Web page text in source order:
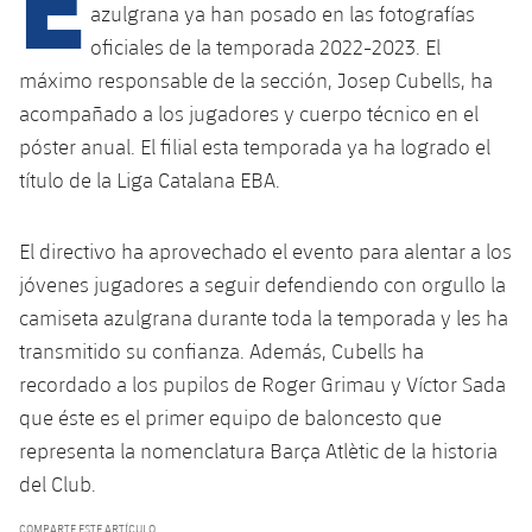
plusicon
más
Instalaciones
Palau Blaugrana
Estadi Johan Cruyff
Barça Cafe
Ciutat Esportiva
La Masia
plusicon
más
Servicios
plusicon
más
azulgrana ya han posado en las fotografías
oficiales de la temporada 2022-2023. El
máximo responsable de la sección, Josep Cubells, ha
acompañado a los jugadores y cuerpo técnico en el
póster anual. El filial esta temporada ya ha logrado el
título de la Liga Catalana EBA.
El directivo ha aprovechado el evento para alentar a los
jóvenes jugadores a seguir defendiendo con orgullo la
camiseta azulgrana durante toda la temporada y les ha
transmitido su confianza. Además, Cubells ha
recordado a los pupilos de Roger Grimau y Víctor Sada
que éste es el primer equipo de baloncesto que
representa la nomenclatura Barça Atlètic de la historia
del Club.
COMPARTE ESTE ARTÍCULO